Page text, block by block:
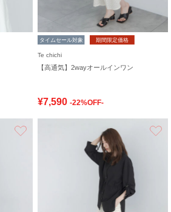
タイムセール対象 期間限定価格
Te chichi
【高通気】2wayオールインワン
¥7,590 -22%OFF-